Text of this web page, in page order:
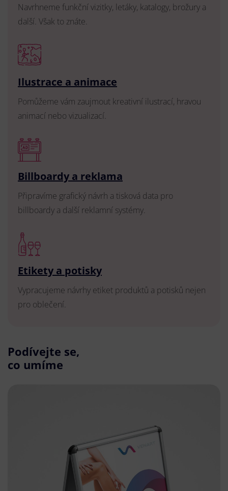
Navrhneme funkční vizitky, letáky, katalogy, brožury a
další. Však to znáte.
Ilustrace a animace
Pomůžeme vám zaujmout kreativní ilustrací, hravou
animací nebo vizualizací.
Billboardy a reklama
Připravíme grafický návrh a tisková data pro
billboardy a další reklamní systémy.
Etikety a potisky
Vypracujeme návrhy etiket produktů a potisků nejen
pro oblečení.
Podívejte se,
co umíme